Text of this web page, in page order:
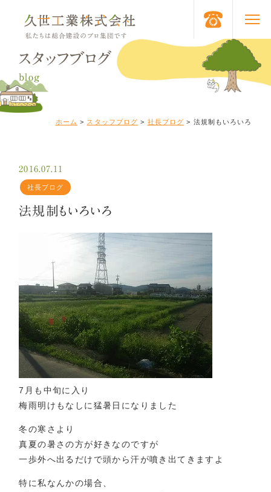
スタッフブログ
blog
ホーム > スタッフブログ > 社長ブログ > 法規制もいろいろ
2016.07.11
社長ブログ
法規制もいろいろ
7月も中旬に入り
梅雨明けもなしに猛暑日になりました
冬の寒さより
真夏の暑さの方が好きなのですが
一歩外へ出るだけで頭から汗が噴き出てきますよ
特に私なんかの場合、